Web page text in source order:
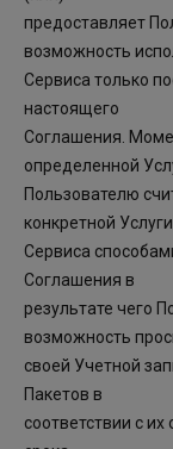
предоставляет
возможность
Сервиса только
настоящего
Соглашения.
определенной
Пользователю
конкретной Услуги
Сервиса
Соглашения в
результате чего
возможность
своей Учетной
Пакетов в
соответствии с